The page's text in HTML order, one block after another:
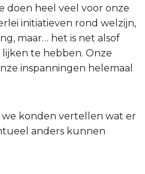
doen heel veel voor onze
initiatieven rond welzijn,
maar… het is net alsof
te hebben. Onze
inspanningen helemaal
we konden vertellen wat er
anders kunnen